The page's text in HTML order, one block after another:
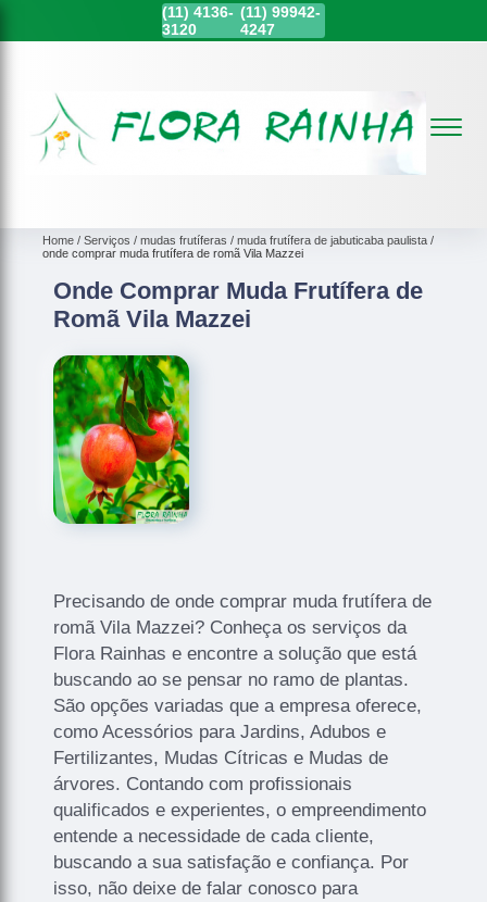
(11) 4136-
3120
(11)99942-
4247
Home Serviços mudas frutíferas
muda frutífera de jabuticaba paulista
onde comprar muda frutífera de romã Vila Mazzei
Onde Comprar Muda Frutífera de
Romã Vila Mazzei
Precisando de onde comprar muda frutífera de
romã Vila Mazzei? Conheça os serviços da
Flora Rainhas e encontre a solução que está
buscando ao se pensar no ramo de plantas.
São opções variadas que a empresa oferece,
como Acessórios para Jardins, Adubos e
Fertilizantes, Mudas Cítricas e Mudas de
árvores. Contando com profissionais
qualificados e experientes, o empreendimento
entende a necessidade de cada cliente,
buscando a sua satisfação e confiança. Por
isso, não deixe de falar conosco para